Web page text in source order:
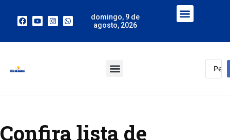
domingo, 9 de
agosto, 2026
Confira lista de